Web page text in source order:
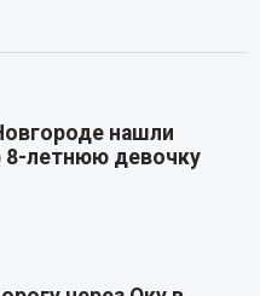
нашли
летнюю девочку